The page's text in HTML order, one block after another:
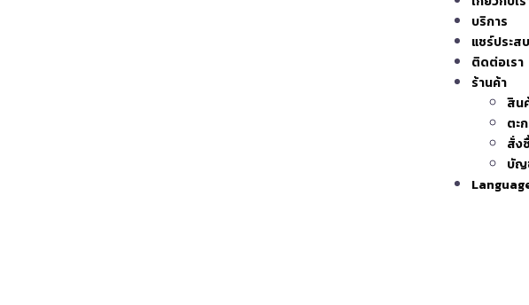
บริการ
แชร์ประ
ติดต่อเรา
ร้านค้า
สิน
ตะ
สั่ง
บัญ